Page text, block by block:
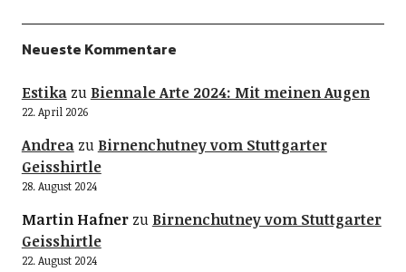
Neueste Kommentare
Estikazu Biennale Arte 2024: Mit meinen Augen
22. April 2026
Andreazu Birnenchutney vom Stuttgarter
Geisshirtle
28. August 2024
Martin Hafnerzu Birnenchutney vom Stuttgarter
Geisshirtle
22. August 2024